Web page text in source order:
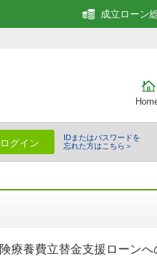
成立ローン
ログイン
IDまたはパスワードを
忘れた方はこちら＞
険療養費立替金支援ローンへ